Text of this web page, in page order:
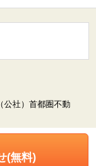
公社）首都圏不動
(無料)